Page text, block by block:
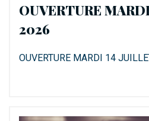
OUVERTURE
2026
OUVERTURE MARDI 14